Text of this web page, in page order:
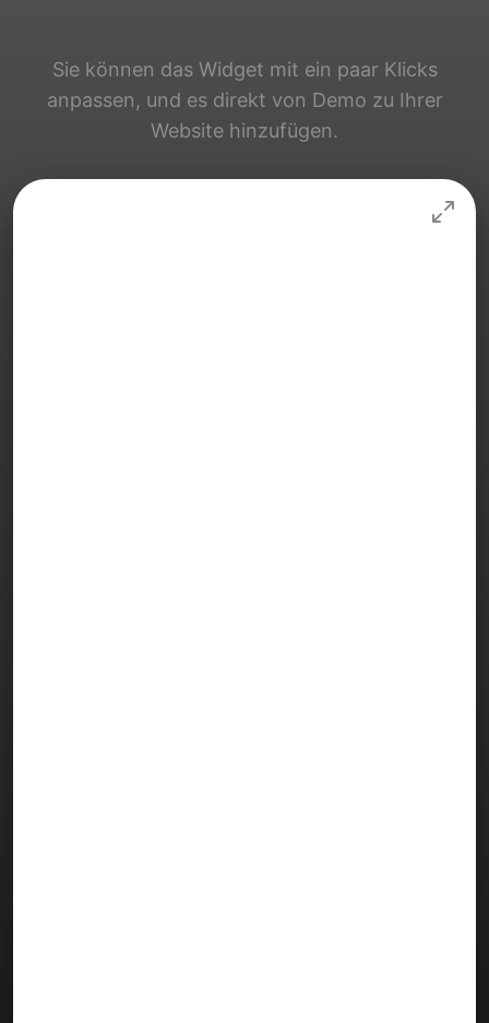
Sie können das Widget mit ein paar Klicks
anpassen, und es direkt von Demo zu Ihrer
Website hinzufügen.